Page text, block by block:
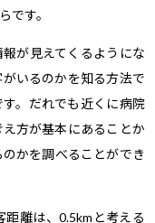
です。
が見えてくるようにな
いるのかを知る方法で
。だれでも近くに病院
方が基本にあることか
かを調べることができ
離は、0.5kmと考える